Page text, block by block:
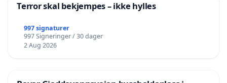
Terror skal bekjempes – ikke hylles
997 signaturer
997 Signeringer / 30 dager
2 Aug 2026